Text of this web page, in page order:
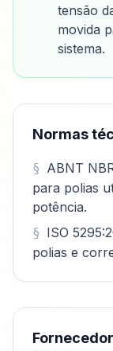
tensão
movida
sistema.
Normas
ABNT
para polias
potência.
ISO
polias e